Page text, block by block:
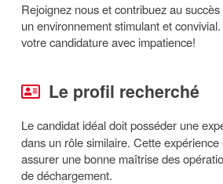
Rejoignez nous et contribuez au
un environnement stimulant et
votre candidature avec impatience!
Le profil recherché
Le candidat idéal doit posséder une
dans un rôle similaire. Cette
assurer une bonne maîtrise des
de déchargement.